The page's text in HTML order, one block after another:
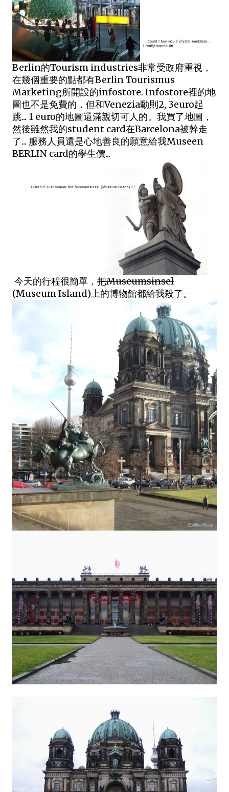
Berlin的Tourism industries非常受政府重視，
在幾個重要的點都有Berlin Tourismus
Marketing所開設的infostore. Infostore裡的地
圖也不是免費的，但和Venezia動則2, 3euro起
跳... 1 euro的地圖還滿親切可人的。我買了地圖，
然後雖然我的student card在Barcelona被幹走
了... 服務人員還是心地善良的願意給我Museen
BERLIN card的學生價...
今天的行程很簡單， 把Museumsinsel
(Museum Island)上的博物館都給我殺了。